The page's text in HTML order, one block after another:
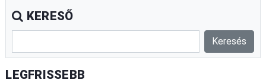
KERESŐ
LEGFRISSEBB